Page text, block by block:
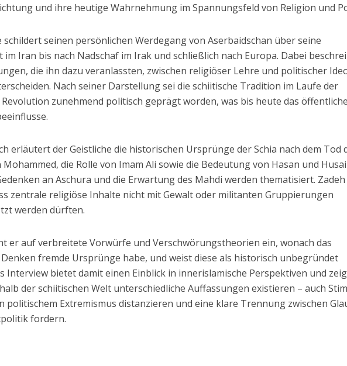
und ihre heutige Wahrnehmung im Spannungsfeld von Religion und
schildert seinen persönlichen Werdegang von Aserbaidschan über seine
im Iran bis nach Nadschaf im Irak und schließlich nach Europa. Dabei
die ihn dazu veranlassten, zwischen religiöser Lehre und politischer
Nach seiner Darstellung sei die schiitische Tradition im Laufe der
zunehmend politisch geprägt worden, was bis heute das
erläutert der Geistliche die historischen Ursprünge der Schia nach dem Tod
die Rolle von Imam Ali sowie die Bedeutung von Hasan und
an Aschura und die Erwartung des Mahdi werden thematisiert. Zadeh
zentrale religiöse Inhalte nicht mit Gewalt oder militanten Gruppierungen
werden dürften.
er auf verbreitete Vorwürfe und Verschwörungstheorien ein, wonach das
fremde Ursprünge habe, und weist diese als historisch unbegründet
Interview bietet damit einen Einblick in innerislamische Perspektiven und
der schiitischen Welt unterschiedliche Auffassungen existieren – auch
politischem Extremismus distanzieren und eine klare Trennung zwischen
fordern.